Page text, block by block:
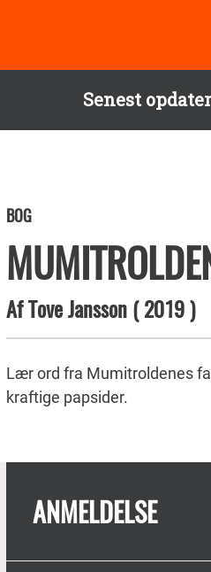
Senest
BOG
AfTove Jansson(2019)
Lær ord fra Mumitroldenes
kraftige papsider.
ANMELDELSE